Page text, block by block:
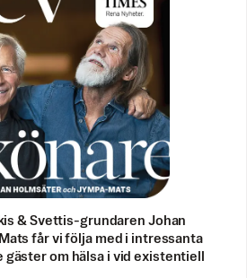
& Svettis-grundaren Johan
får vi följa med i intressanta
om hälsa i vid existentiell